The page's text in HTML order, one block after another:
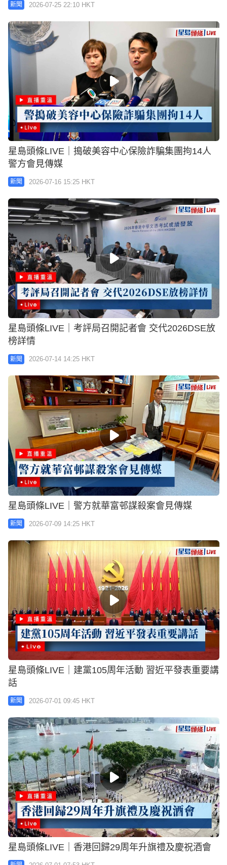
新聞 2026-07-25 22:10 HKT
星島頭條LIVE｜搗破美容中心保險詐騙集團拘14人
警方會見傳媒
新聞 2026-07-16 15:25 HKT
星島頭條LIVE｜考評局召開記者會 交代2026DSE放
榜詳情
新聞 2026-07-14 14:25 HKT
星島頭條LIVE｜警方就華富邨謀殺案會見傳媒
新聞 2026-07-09 14:25 HKT
星島頭條LIVE｜建黨105周年活動 習近平發表重要講
話
新聞 2026-07-01 09:45 HKT
星島頭條LIVE｜香港回歸29周年升旗禮及慶祝酒會